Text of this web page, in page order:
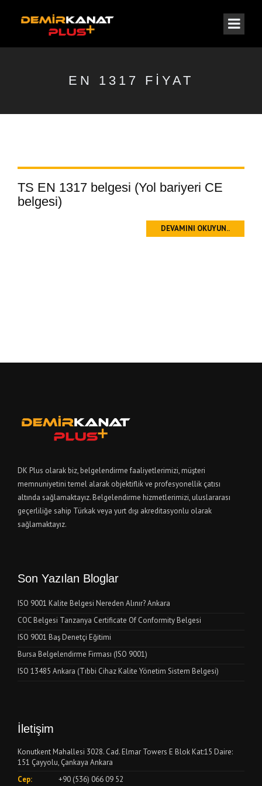
EN 1317 FIYAT
TS EN 1317 belgesi (Yol bariyeri CE
belgesi)
DEVAMINI OKUYUN..
DK Plus olarak biz, belgelendirme faaliyetlerimizi, müşteri
memnuniyetini temel alarak objektiflik ve profesyonellik çatısı
altında sağlamaktayız. Belgelendirme hizmetlerimizi, uluslararası
geçerliliğe sahip Türkak veya yurt dışı akreditasyonlu olarak
sağlamaktayız.
Son Yazılan Bloglar
ISO 9001 Kalite Belgesi Nereden Alınır? Ankara
COC Belgesi Tanzanya Certificate Of Conformity Belgesi
ISO 9001 Baş Denetçi Eğitimi
Bursa Belgelendirme Firması (ISO 9001)
ISO 13485 Ankara (Tıbbi Cihaz Kalite Yönetim Sistem Belgesi)
İletişim
Konutkent Mahallesi 3028. Cad. Elmar Towers E Blok Kat:15 Daire:
151 Çayyolu, Çankaya Ankara
Cep:
+90 (536) 066 09 52